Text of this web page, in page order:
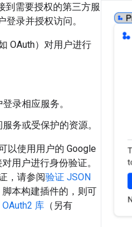
到需要授权的第三方服
录并授权访问。
OAuth）对用户进行
录相应服务。
务或受保护的资源。
以使用用户的 Google
用户进行身份验证。
，请参阅验证 JSON
本构建插件的，则可
库 （另有